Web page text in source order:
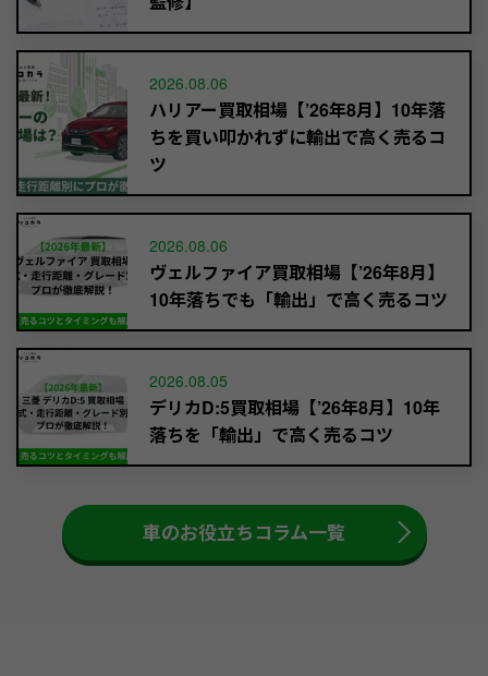
2026.08.06
ハリアー買取相場【’26年8月】10年落
ちを買い叩かれずに輸出で高く売るコ
ツ
2026.08.06
ヴェルファイア買取相場【’26年8月】
10年落ちでも「輸出」で高く売るコツ
2026.08.05
デリカD:5買取相場【’26年8月】10年
落ちを「輸出」で高く売るコツ
車のお役立ちコラム一覧